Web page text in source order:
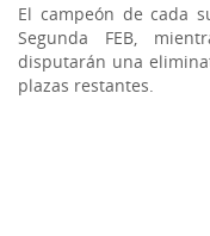
El campeón de cada
Segunda FEB,
disputarán una
plazas restantes.